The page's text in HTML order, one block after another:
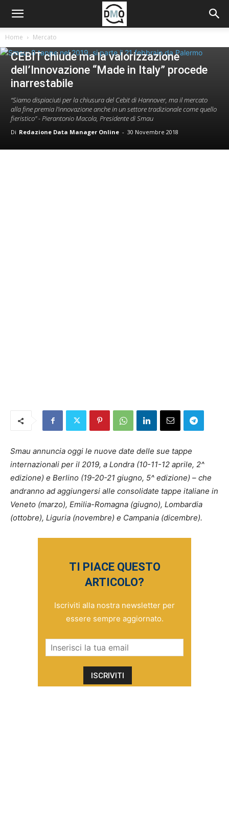
Home Mercato
Mercato
CEBIT chiude ma la valorizzazione
dell’Innovazione “Made in Italy” procede
inarrestabile
“Siamo dispiaciuti per la chiusura del Cebit di Hannover, ma il mercato
alla fine premia l’innovazione anche in un settore tradizionale come quello
fieristico" - Pierantonio Macola, Presidente di Smau
Di Redazione Data Manager Online - 30 Novembre 2018
Smau annuncia oggi le nuove date delle sue tappe
internazionali per il 2019, a Londra (10-11-12 aprile, 2^
edizione) e Berlino (19-20-21 giugno, 5^ edizione) – che
andranno ad aggiungersi alle consolidate tappe italiane in
Veneto (marzo), Emilia-Romagna (giugno), Lombardia
(ottobre), Liguria (novembre) e Campania (dicembre).
TI PIACE QUESTO
ARTICOLO?
Iscriviti alla nostra newsletter per
essere sempre aggiornato.